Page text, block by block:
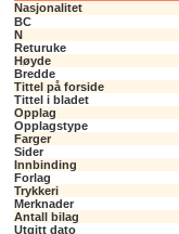
Nasjonalitet
BC
N
Returuke
Høyde
Bredde
Tittel på forside
Tittel i bladet
Opplag
Opplagstype
Farger
Sider
Innbinding
Forlag
Trykkeri
Merknader
Antall bilag
Utgitt dato